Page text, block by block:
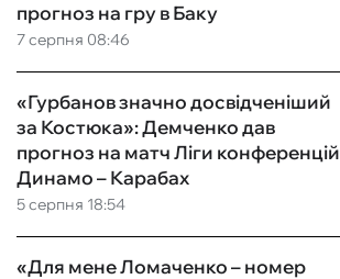
7 серпня 08:46
прогноз на гру в Баку
5 серпня 18:54
«Гурбанов значно досвідченіший
за Костюка»: Демченко дав
прогноз на матч Ліги конференцій
Динамо – Карабах
«Для мене Ломаченко – номер